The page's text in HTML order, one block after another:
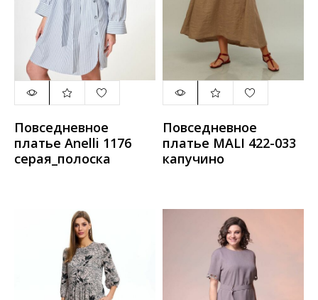
Повседневное
платье Anelli 1176
серая_полоска
Повседневное
платье MALI 422-033
капучино